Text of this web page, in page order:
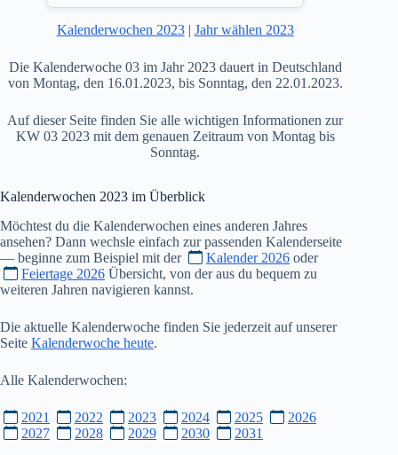
Kalenderwochen 2023| Jahr wählen 2023
Die Kalenderwoche 03 im Jahr 2023 dauert in Deutschland
von Montag, den 16.01.2023, bis Sonntag, den 22.01.2023.
Auf dieser Seite finden Sie alle wichtigen Informationen zur
KW 03 2023 mit dem genauen Zeitraum von Montag bis
Sonntag.
Kalenderwochen 2023 im Überblick
Möchtest du die Kalenderwochen eines anderen Jahres
ansehen? Dann wechsle einfach zur passenden Kalenderseite
— beginne zum Beispiel mit der
Kalender 2026 oder
Feiertage 2026 Übersicht, von der aus du bequem zu
weiteren Jahren navigieren kannst.
Die aktuelle Kalenderwoche finden Sie jederzeit auf unserer
Seite Kalenderwoche heute.
Alle Kalenderwochen:
2021 2022 2023 2024 2025
2026
2027
2028 2029 2030 2031